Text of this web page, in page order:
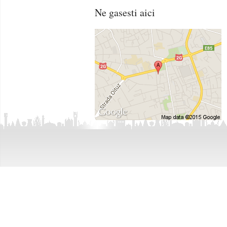
Vanzari Case / Vile Bacau
Vanzari Spatii Birouri Bacau
Vanzari Spatii Comerciale Bacau
Vanzari Hale / Depozite / Spatii Industriale
Vanzari Terenuri Agricole Bacau
Vanzari Terenuri Constructii Bacau
Inchirieri Spatii
Inchirieri Hale /
Inchirieri Terenuri
Ne gasesti aici